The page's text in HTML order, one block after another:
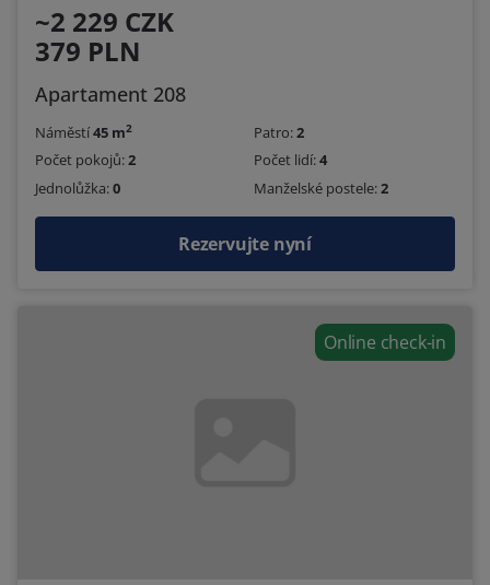
~2 229 CZK
379 PLN
Apartament 208
Náměstí45 m2 Patro:2
Počet pokojů:2 Počet lidí:4
Jednolůžka:0 Manželské postele:2
Rezervujte nyní
Online check-in